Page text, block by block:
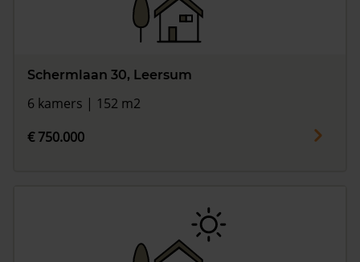
Schermlaan 30, Leersum
6 kamers | 152 m2
€ 750.000